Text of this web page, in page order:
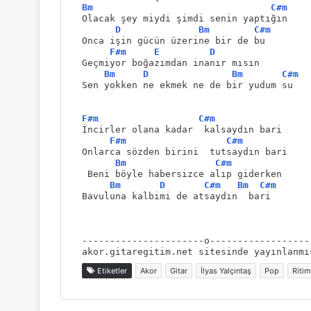
Bm
C#m
Olacak şey miydi şimdi senin yaptığın
D
Bm
C#m
Onca işin gücün üzerine bir de bu
F#m
E
D
Geçmiyor boğazımdan inanır mısın
Bm
D Bm
C#m
Sen yokken ne ekmek ne de bir yudum su
F#m
C#m
İncirler olana kadar  kalsaydın bari
F#m
C#m
Onlarca sözden birini  tutsaydın bari
Bm
C#m
Beni böyle habersizce alıp giderken
Bm
D C#m Bm
C#m
Bavuluna kalbimi de atsaydın  bari
----------------------
akor.gitaregitim.net sitesinde
Etiketler Akor Gitar İlyas Yalçıntaş Pop Ritim